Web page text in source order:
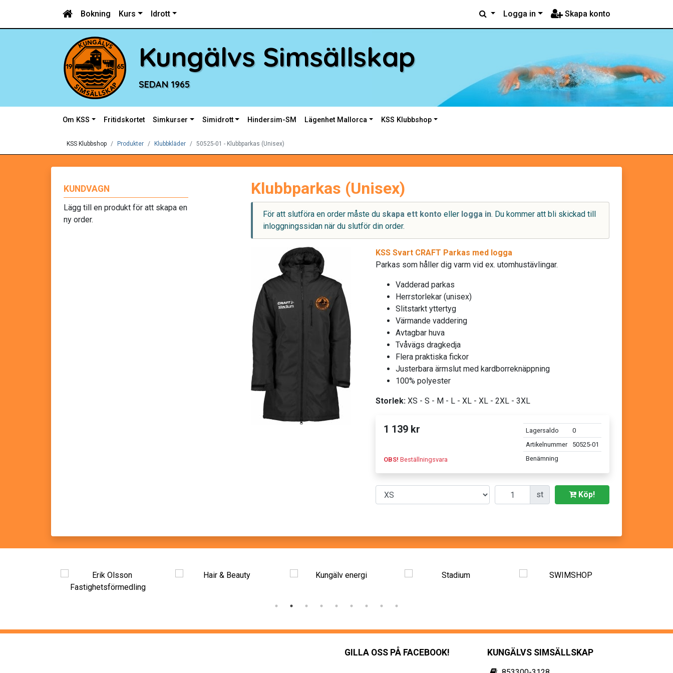
Bokning Kurs Idrott Logga in Skapa konto
Kungälvs Simsällskap
SEDAN 1965
Om KSS Fritidskortet Simkurser Simidrott Hindersim-SM Lägenhet Mallorca KSS Klubbshop
KSS Klubbshop Produkter Klubbkläder 50525-01 - Klubbparkas (Unisex)
KUNDVAGN
Lägg till en produkt för att skapa en
ny order.
Klubbparkas (Unisex)
För att slutföra en order måste du skapa ett konto eller logga in. Du kommer att bli skickad till
inloggningssidan när du slutför din order.
KSS Svart CRAFT Parkas med logga
Parkas som håller dig varm vid ex. utomhustävlingar.
Vadderad parkas
Herrstorlekar (unisex)
Slitstarkt yttertyg
Värmande vaddering
Avtagbar huva
Tvåvägs dragkedja
Flera praktiska fickor
Justerbara ärmslut med kardborreknäppning
100% polyester
Storlek: XS - S - M - L - XL - XL - 2XL - 3XL
1 139 kr
OBS! Beställningsvara
Lagersaldo
0
Artikelnummer
50525-01
Benämning
Antal st Köp!
GILLA OSS PÅ FACEBOOK! KUNGÄLVS SIMSÄLLSKAP